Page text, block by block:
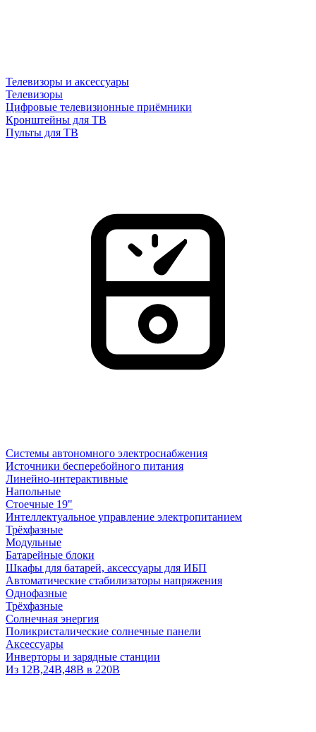
Телевизоры и аксессуары
Телевизоры
Цифровые телевизионные приёмники
Кронштейны для ТВ
Пульты для ТВ
Системы автономного электроснабжения
Источники бесперебойного питания
Линейно-интерактивные
Напольные
Стоечные 19"
Интеллектуальное управление электропитанием
Трёхфазные
Модульные
Батарейные блоки
Шкафы для батарей, аксессуары для ИБП
Автоматические стабилизаторы напряжения
Однофазные
Трёхфазные
Солнечная энергия
Поликристалические солнечные панели
Аксессуары
Инверторы и зарядные станции
Из 12В,24В,48В в 220В